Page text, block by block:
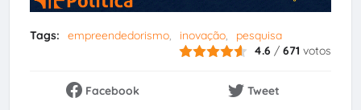
Tags: empreendedorismo inovação
pesquisa
4.6 /671 votos
Facebook
Tweet